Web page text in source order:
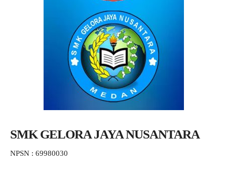
SMK GELORA JAYA NUSANTARA
NPSN : 69980030